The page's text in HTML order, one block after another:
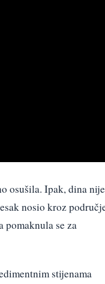
osušila. Ipak, dina nije
nosio kroz
se za
stijenama